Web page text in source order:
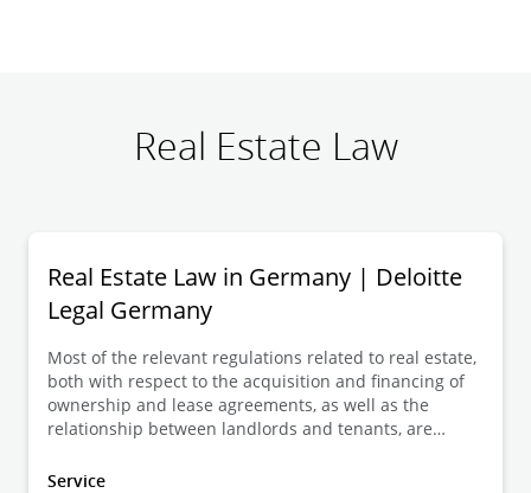
Real Estate Law
Real Estate Law in Germany | Deloitte
Legal Germany
Most of the relevant regulations related to real estate,
both with respect to the acquisition and financing of
ownership and lease agreements, as well as the
relationship between landlords and tenants, are
Bürgerliches Gesetzbuch (BGB)).
Service